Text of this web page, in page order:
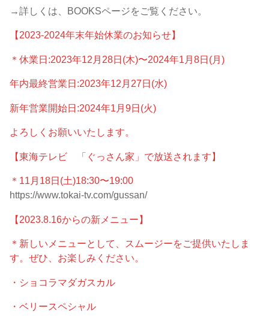
→詳しくは、BOOKSページをご覧ください。
【2023-2024年末年始休業のお知らせ】
＊休業日:2023年12月28日(木)〜2024年1月8日(月)
年内最終営業日:2023年12月27日(水)
新年営業開始日:2024年1月9日(火)
よろしくお願いいたします。
【東海テレビ 「ぐっさん家」で放送されます】
＊11月18日(土)18:30〜19:00
https://www.tokai-tv.com/gussan/
【2023.8.16からの新メニュー】
＊新しいメニューとして、スムージーをご提供いたしま
す。ぜひ、お楽しみください。
・ショコラマダガスカル
・ベリースペシャル